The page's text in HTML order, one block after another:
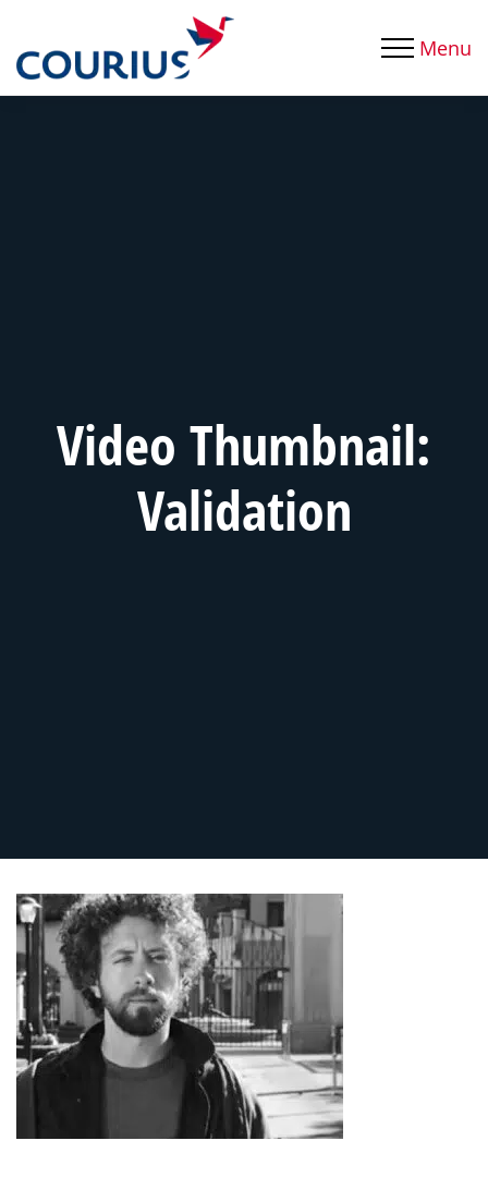
Menu
Video Thumbnail:
Validation